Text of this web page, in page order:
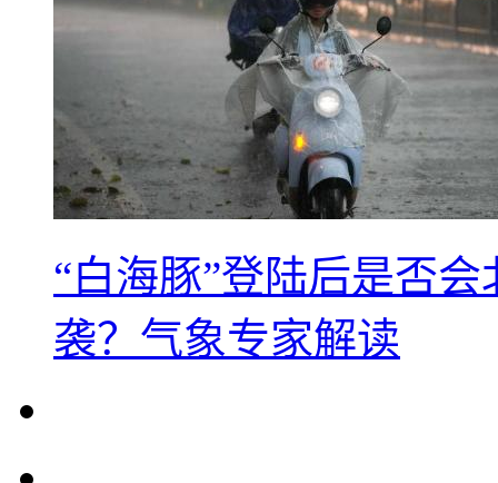
“白海豚”登陆后是否
袭？气象专家解读